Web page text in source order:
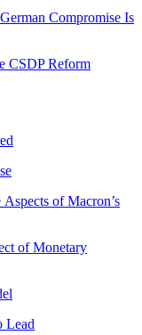
Compromise Is
CSDP Reform
of Macron’s
of Monetary
Lead